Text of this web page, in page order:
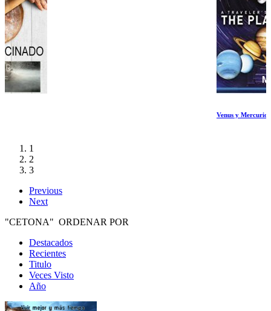
1
2
3
Previous
Next
"CETONA" ORDENAR POR
Destacados
Recientes
Titulo
Veces Visto
Año